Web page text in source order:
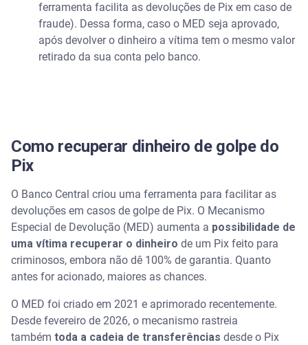
ferramenta facilita as devoluções de Pix em caso de
fraude). Dessa forma, caso o MED seja aprovado,
após devolver o dinheiro a vítima tem o mesmo valor
retirado da sua conta pelo banco.
Como recuperar dinheiro de golpe do
Pix
O Banco Central criou uma ferramenta para facilitar as
devoluções em casos de golpe de Pix. O Mecanismo
Especial de Devolução (MED) aumenta a possibilidade de
uma vítima recuperar o dinheiro de um Pix feito para
criminosos, embora não dê 100% de garantia. Quanto
antes for acionado, maiores as chances.
O MED foi criado em 2021 e aprimorado recentemente.
Desde fevereiro de 2026, o mecanismo rastreia
também toda a cadeia de transferências desde o Pix